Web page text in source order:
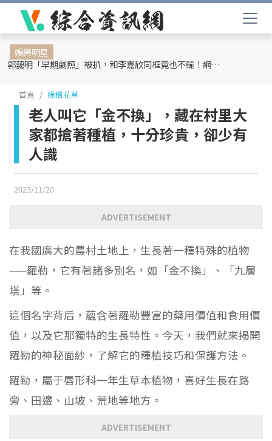
娛樂明星
郭藹明「早期劇照」被扒，和李嘉欣同框竟也不輸！網友：難怪劉青云這麼愛她
首頁 綠植花草
老人叫它「金不換」，藏在村里大
家都搶著種植，十分珍貴，卻少有
人識
2023/11/20
ADVERTISEMENT
在我國廣大的農村土地上，生長著一種特殊的植物
——羅勒，它有著諸多別名，如「金不換」、「九層
塔」等。
這個名字背后，蘊含著羅勒豐富的藥用價值和食用價
值，以及它那獨特的生長特性。今天，我們就來揭開
羅勒的神秘面紗，了解它的種植技巧和保護方法。
羅勒，屬于唇形科一年生草本植物，喜好生長在路
旁、田邊、山坡、荒地等地方。
ADVERTISEMENT